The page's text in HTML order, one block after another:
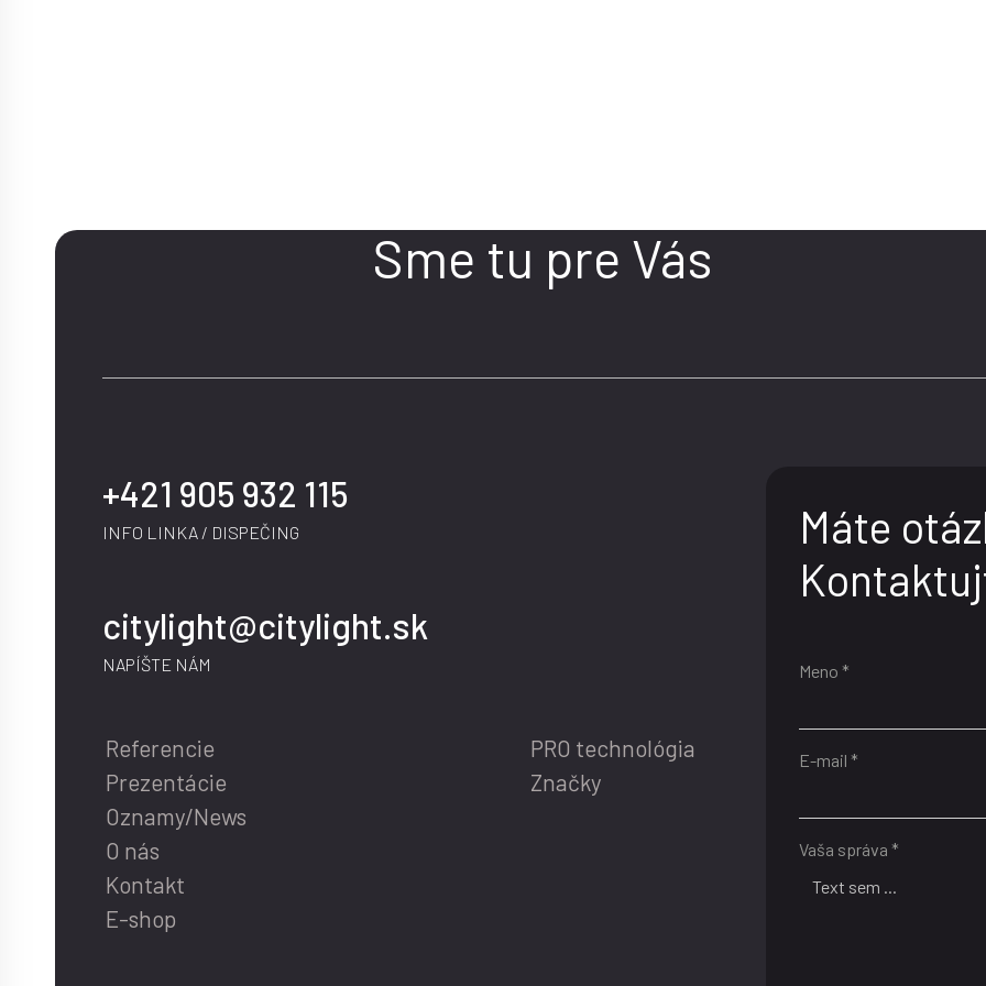
Sme tu pre Vás
+421 905 932 115
INFO LINKA / DISPEČING
citylight@citylight.sk
NAPÍŠTE NÁM
Referencie
Prezentácie
Oznamy/News
O nás
Kontakt
E-shop
PRO technológia
Značky
Máte
Meno *
E-mail *
Vaša správa *